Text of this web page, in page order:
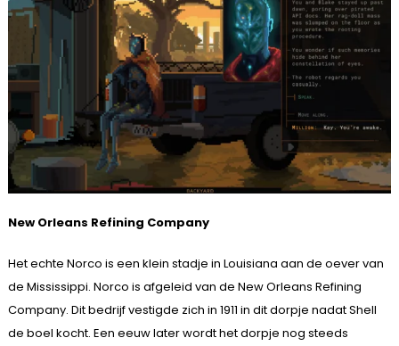
New Orleans Refining Company
Het echte Norco is een klein stadje in Louisiana aan de oever van
de Mississippi. Norco is afgeleid van de New Orleans Refining
Company. Dit bedrijf vestigde zich in 1911 in dit dorpje nadat Shell
de boel kocht. Een eeuw later wordt het dorpje nog steeds